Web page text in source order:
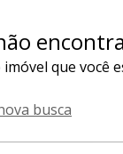
imóvel que você
busca